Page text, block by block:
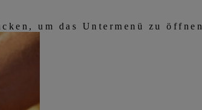
um das Untermenü zu öffnen